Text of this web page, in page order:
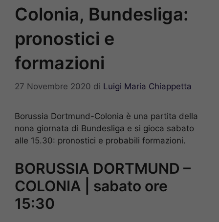
Colonia, Bundesliga:
pronostici e
formazioni
27 Novembre 2020 di Luigi Maria Chiappetta
Borussia Dortmund-Colonia è una partita della
nona giornata di Bundesliga e si gioca sabato
alle 15.30: pronostici e probabili formazioni.
BORUSSIA DORTMUND –
COLONIA | sabato ore
15:30